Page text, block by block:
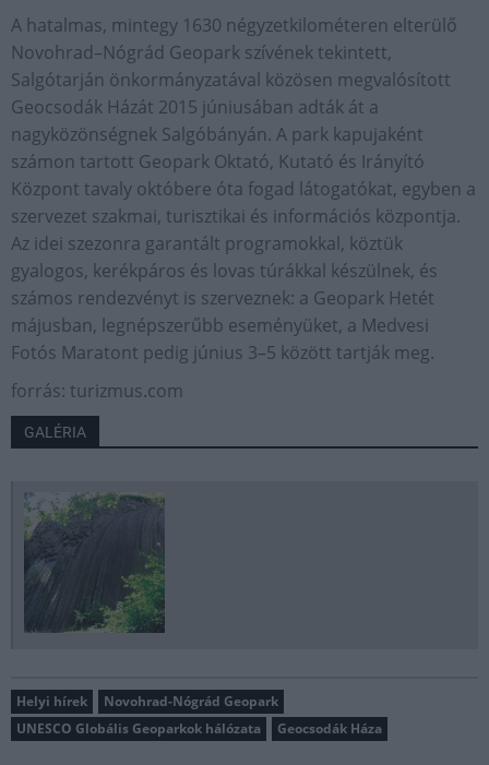
A hatalmas, mintegy 1630 négyzetkilométeren elterülő
Novohrad–Nógrád Geopark szívének tekintett,
Salgótarján önkormányzatával közösen megvalósított
Geocsodák Házát 2015 júniusában adták át a
nagyközönségnek Salgóbányán. A park kapujaként
számon tartott Geopark Oktató, Kutató és Irányító
Központ tavaly októbere óta fogad látogatókat, egyben a
szervezet szakmai, turisztikai és információs központja.
Az idei szezonra garantált programokkal, köztük
gyalogos, kerékpáros és lovas túrákkal készülnek, és
számos rendezvényt is szerveznek: a Geopark Hetét
májusban, legnépszerűbb eseményüket, a Medvesi
Fotós Maratont pedig június 3–5 között tartják meg.
forrás: turizmus.com
GALÉRIA
Helyi hírek
Novohrad-Nógrád Geopark
UNESCO Globális Geoparkok hálózata
Geocsodák Háza